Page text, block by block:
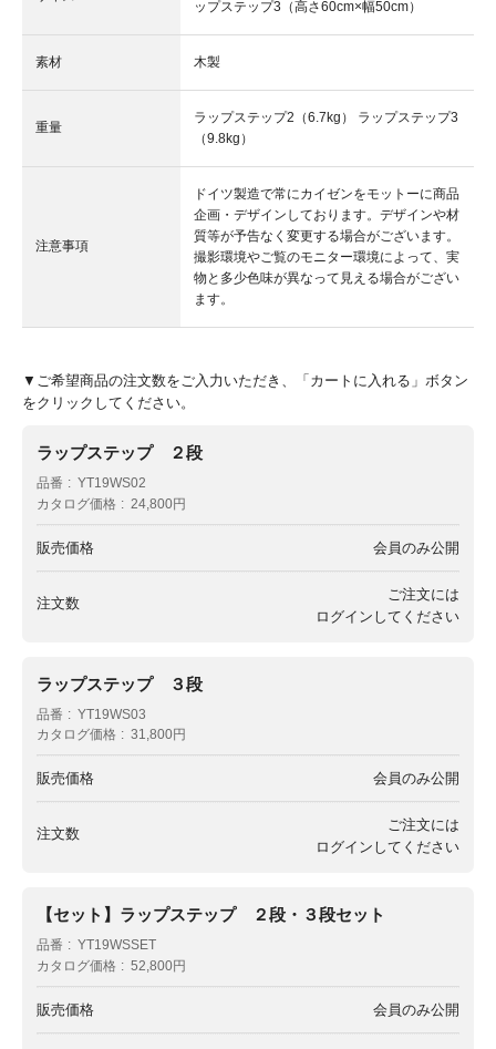
ップステップ3（高さ60cm×幅50cm）
素材 木製
重量
ラップステップ2（6.7kg） ラップステップ3
（9.8kg）
注意事項
ドイツ製造で常にカイゼンをモットーに商品
企画・デザインしております。デザインや材
質等が予告なく変更する場合がございます。
撮影環境やご覧のモニター環境によって、実
物と多少色味が異なって見える場合がござい
ます。
▼ご希望商品の注文数をご入力いただき、「カートに入れる」ボタン
をクリックしてください。
ラップステップ ２段
品番
YT19WS02
カタログ価格
24,800円
販売価格 会員のみ公開
注文数
ご注文には
ログイン してください
ラップステップ ３段
品番
YT19WS03
カタログ価格
31,800円
販売価格 会員のみ公開
注文数
ご注文には
ログイン してください
【セット】ラップステップ ２段・３段セット
品番
YT19WSSET
カタログ価格
52,800円
販売価格 会員のみ公開